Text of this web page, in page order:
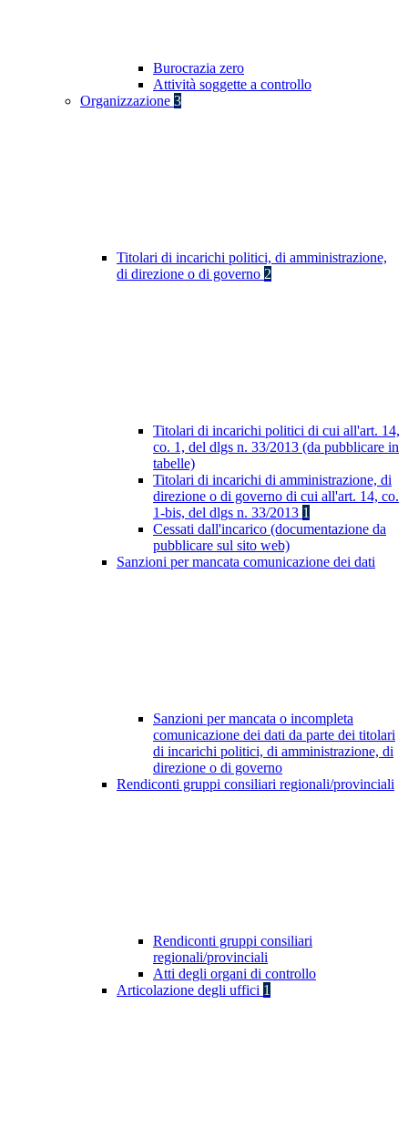
Burocrazia zero
Attività soggette a controllo
Organizzazione 3
Titolari di incarichi politici, di amministrazione,
di direzione o di governo 2
Titolari di incarichi politici di cui all'art. 14,
co. 1, del dlgs n. 33/2013 (da pubblicare in
tabelle)
Titolari di incarichi di amministrazione, di
direzione o di governo di cui all'art. 14, co.
1-bis, del dlgs n. 33/2013 1
Cessati dall'incarico (documentazione da
pubblicare sul sito web)
Sanzioni per mancata comunicazione dei dati
Sanzioni per mancata o incompleta
comunicazione dei dati da parte dei titolari
di incarichi politici, di amministrazione, di
direzione o di governo
Rendiconti gruppi consiliari regionali/provinciali
Rendiconti gruppi consiliari
regionali/provinciali
Atti degli organi di controllo
Articolazione degli uffici 1